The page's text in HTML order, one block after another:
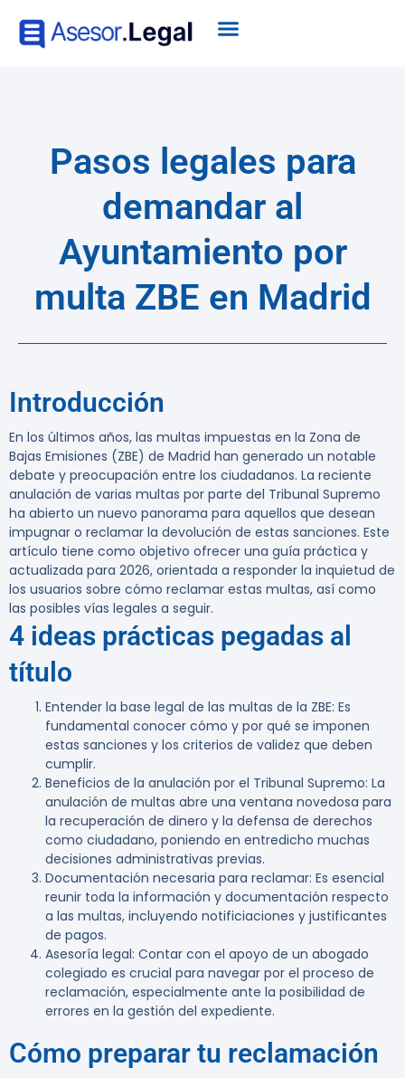
Pasos legales para
demandar al
Ayuntamiento por
multa ZBE en Madrid
Introducción
En los últimos años, las multas impuestas en la Zona de
Bajas Emisiones (ZBE) de Madrid han generado un notable
debate y preocupación entre los ciudadanos. La reciente
anulación de varias multas por parte del Tribunal Supremo
ha abierto un nuevo panorama para aquellos que desean
impugnar o reclamar la devolución de estas sanciones. Este
artículo tiene como objetivo ofrecer una guía práctica y
actualizada para 2026, orientada a responder la inquietud de
los usuarios sobre cómo reclamar estas multas, así como
las posibles vías legales a seguir.
4 ideas prácticas pegadas al
título
Entender la base legal de las multas de la ZBE: Es
fundamental conocer cómo y por qué se imponen
estas sanciones y los criterios de validez que deben
cumplir.
Beneficios de la anulación por el Tribunal Supremo: La
anulación de multas abre una ventana novedosa para
la recuperación de dinero y la defensa de derechos
como ciudadano, poniendo en entredicho muchas
decisiones administrativas previas.
Documentación necesaria para reclamar: Es esencial
reunir toda la información y documentación respecto
a las multas, incluyendo notificiaciones y justificantes
de pagos.
Asesoría legal: Contar con el apoyo de un abogado
colegiado es crucial para navegar por el proceso de
reclamación, especialmente ante la posibilidad de
errores en la gestión del expediente.
Cómo preparar tu reclamación